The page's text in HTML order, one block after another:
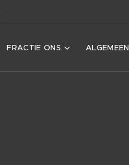
FRACTIE ONS ALGEMEEN